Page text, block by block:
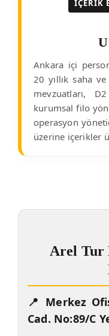
İÇERIK
Ankara içi
20 yıllık saha
mevzuatları,
kurumsal filo
operasyon
üzerine içerikler
Arel Tur
📍 Merkez
Cad. No:89/C